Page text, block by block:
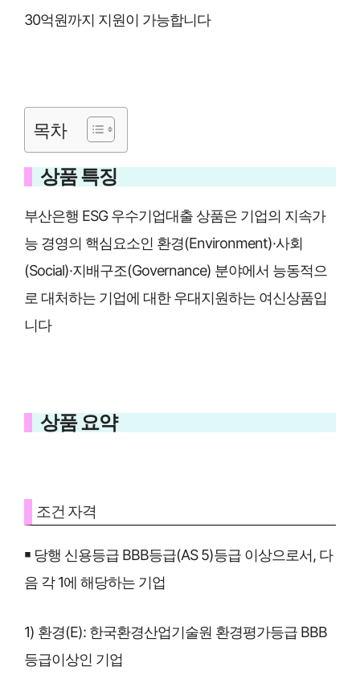
30억원까지 지원이 가능합니다
목차
상품 특징
부산은행 ESG 우수기업대출 상품은 기업의 지속가
능 경영의 핵심요소인 환경(Environment)·사회
(Social)·지배구조(Governance) 분야에서 능동적으
로 대처하는 기업에 대한 우대지원하는 여신상품입
니다
상품 요약
조건 자격
￭ 당행 신용등급 BBB등급(AS 5)등급 이상으로서, 다
음 각 1에 해당하는 기업
1) 환경(E): 한국환경산업기술원 환경평가등급 BBB
등급이상인 기업